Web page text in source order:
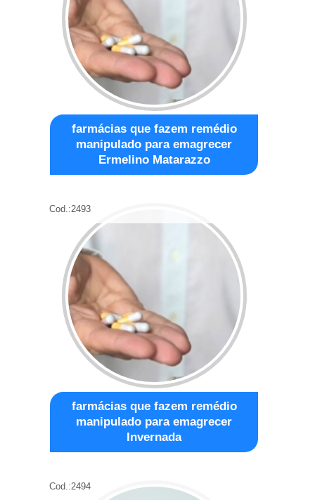
farmácias que fazem remédio
manipulado para emagrecer
Ermelino Matarazzo
Cod.:2493
farmácias que fazem remédio
manipulado para emagrecer
Invernada
Cod.:2494